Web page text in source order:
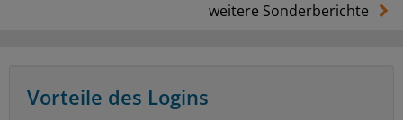
weitere Sonderberichte
Vorteile des Logins